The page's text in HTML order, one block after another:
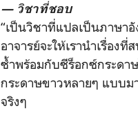
— วิชาที่ชอบ
“เป็นวิชาที่แปลเป็นภาษาอั
อาจารย์จะให้เรานำเรื่อ
ซ้ำพร้อมกับซีร็อกซ์กระดาษ
กระดาษขาวหลายๆ แบบม
จริงๆ